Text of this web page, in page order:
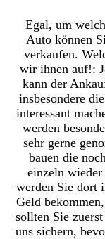
Egal, um
Auto können
verkaufen.
wir ihnen auf!:
kann der
insbesondere
interessant
werden
sehr gerne
bauen die
einzeln
werden Sie dort
Geld
sollten Sie
uns sichern,